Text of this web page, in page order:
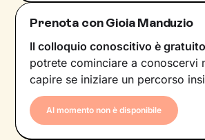
Prenota con Gioia Manduzio
Il colloquio conoscitivo è
potrete cominciare a conoscervi
capire se iniziare un percorso
Al momento non è disponibile